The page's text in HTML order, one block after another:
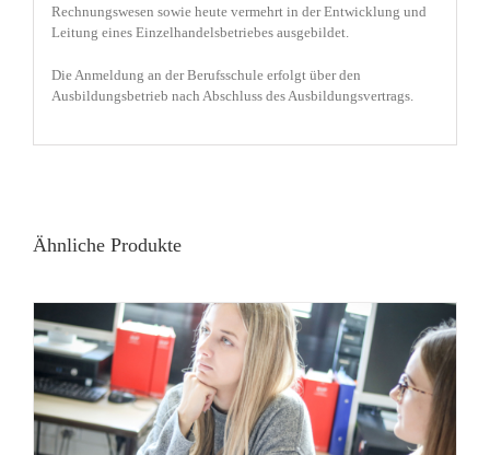
Rechnungswesen sowie heute vermehrt in der Entwicklung und
Leitung eines Einzelhandelsbetriebes ausgebildet.
Die Anmeldung an der Berufsschule erfolgt über den
Ausbildungsbetrieb nach Abschluss des Ausbildungsvertrags.
Ähnliche Produkte